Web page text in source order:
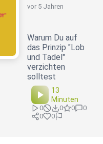
vor 5 Jahren
Warum Du auf
das Prinzip "Lob
und Tadel"
verzichten
solltest
13
Minuten
0 0 0
0
0
0